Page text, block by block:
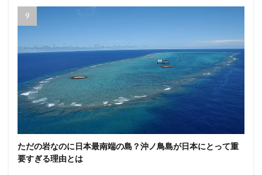
ただの岩なのに日本最南端の島？沖ノ鳥島が日本にとって重
要すぎる理由とは